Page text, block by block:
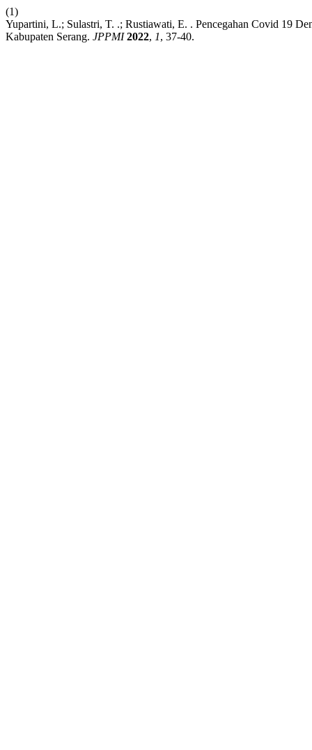
(1)
Yupartini, L.; Sulastri, T. .; Rustiawati, E. . Pencegahan Covid 19
Kabupaten Serang. JPPMI 2022, 1, 37-40.